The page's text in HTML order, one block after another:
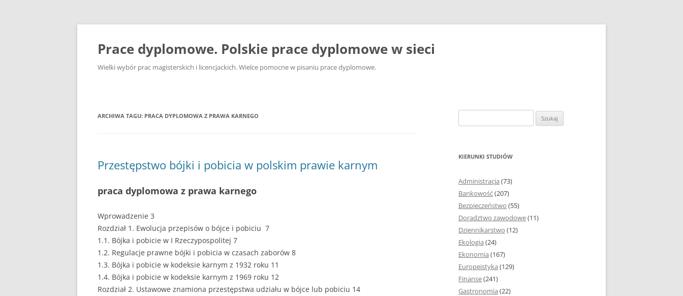
Przejdź
Prace dyplomowe. Polskie prace dyplomowe w sieci
Wielki wybór prac magisterskich i licencjackich. Wielce pomocne w pisaniu prace dyplomowe.
ARCHIWA TAGU: PRACA DYPLOMOWA Z PRAWA KARNEGO
Przestępstwo bójki i pobicia w polskim prawie karnym
praca dyplomowa z prawa karnego
Wprowadzenie 3
Rozdział 1. Ewolucja przepisów o bójce i pobiciu 7
1.1. Bójka i pobicie w I Rzeczypospolitej 7
1.2. Regulacje prawne bójki i pobicia w czasach zaborów 8
1.3. Bójka i pobicie w kodeksie karnym z 1932 roku 11
1.4. Bójka i pobicie w kodeksie karnym z 1969 roku 12
Rozdział 2. Ustawowe znamiona przestępstwa udziału w bójce lub pobiciu 14
z
KIERUNKI STUDIÓW
Administracja (73)
Bankowość(207)
Bezpieczeństwo (55)
Doradztwo zawodowe(11)
Dziennikarstwo (12)
Ekologia (24)
Ekonomia (167)
Europeistyka (129)
Finanse(241)
Gastronomia (22)